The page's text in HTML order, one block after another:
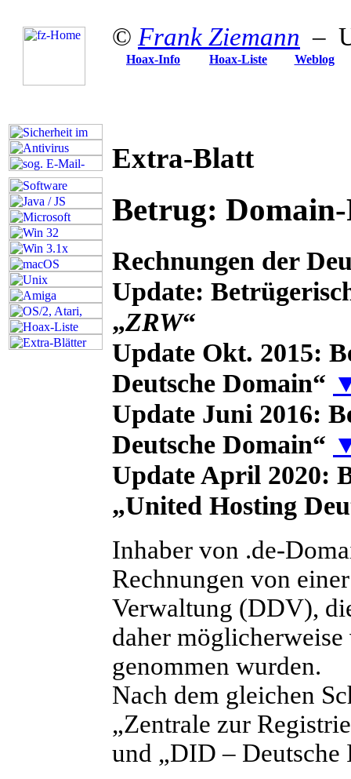
© Frank Ziemann –
Hoax-Info Hoax-Liste Weblog
Extra-Blatt
Betrug:
Rechnungen der
Update:
„ZRW“
Update Okt. 2015:
Deutsche Domain“
Update Juni 2016:
Deutsche Domain“
Update April 2020:
„United Hosting
Inhaber von .de-
Rechnungen von
Verwaltung (DDV),
daher
genommen wurden.
Nach dem gleichen
„Zentrale zur
und „DID –